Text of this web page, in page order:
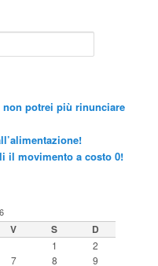
non potrei più rinunciare
il movimento a costo 0!
V S D
1
2
7 8
9